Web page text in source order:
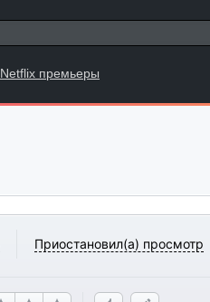
Netflix премьеры
Приостановил(а) просмотр